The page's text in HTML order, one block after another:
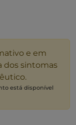
e em
dos sintomas
está disponível